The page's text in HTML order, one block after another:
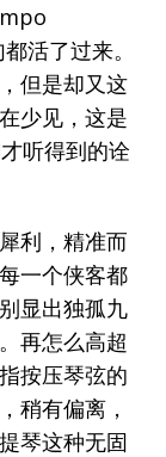
活了过来。
但是却又这
少见，这是
听得到的诠
利，精准而
一个侠客都
显出独孤九
再怎么高超
按压琴弦的
稍有偏离，
琴这种无固